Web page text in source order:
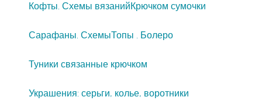
Кофты. Схемы вязанийКрючком сумочки
Сарафаны. СхемыТопы . Болеро
Туники связанные крючком
Украшения: серьги, колье, воротники